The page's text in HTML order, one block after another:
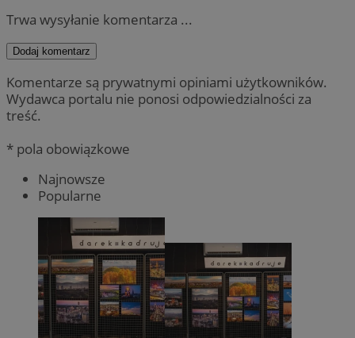
Trwa wysyłanie komentarza ...
Dodaj komentarz
Komentarze są prywatnymi opiniami użytkowników.
Wydawca portalu nie ponosi odpowiedzialności za
treść.
* pola obowiązkowe
Najnowsze
Popularne